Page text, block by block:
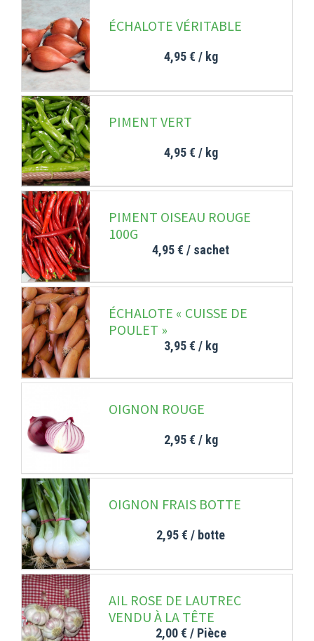
ÉCHALOTE VÉRITABLE
4,95 € / kg
PIMENT VERT
4,95 € / kg
PIMENT OISEAU ROUGE
100G
4,95 € / sachet
ÉCHALOTE « CUISSE DE
POULET »
3,95 € / kg
OIGNON ROUGE
2,95 € / kg
OIGNON FRAIS BOTTE
2,95 € / botte
AIL ROSE DE LAUTREC
VENDU À LA TÊTE
2,00 € / Pièce